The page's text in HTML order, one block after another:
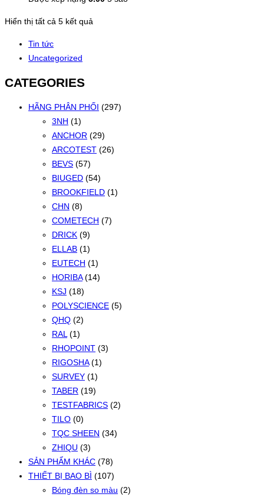
Hiển thị tất cả 5 kết quả
Tin tức
Uncategorized
CATEGORIES
HÃNG PHÂN PHỐI (297)
3NH (1)
ANCHOR (29)
ARCOTEST (26)
BEVS (57)
BIUGED (54)
BROOKFIELD (1)
CHN (8)
COMETECH (7)
DRICK (9)
ELLAB (1)
EUTECH (1)
HORIBA (14)
KSJ (18)
POLYSCIENCE (5)
QHQ (2)
RAL (1)
RHOPOINT (3)
RIGOSHA (1)
SURVEY (1)
TABER (19)
TESTFABRICS (2)
TILO (0)
TQC SHEEN (34)
ZHIQU (3)
SẢN PHẨM KHÁC (78)
THIẾT BỊ BAO BÌ (107)
Bóng đèn so màu (2)